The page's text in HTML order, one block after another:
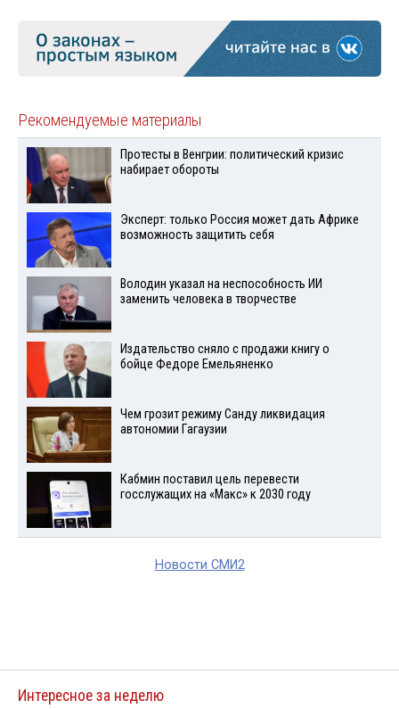
Рекомендуемые материалы
Протесты в Венгрии: политический кризис
набирает обороты
Эксперт: только Россия может дать Африке
возможность защитить себя
Володин указал на неспособность ИИ
заменить человека в творчестве
Издательство сняло с продажи книгу о
бойце Федоре Емельяненко
Чем грозит режиму Санду ликвидация
автономии Гагаузии
Кабмин поставил цель перевести
госслужащих на «Макс» к 2030 году
Новости СМИ2
Интересное за неделю